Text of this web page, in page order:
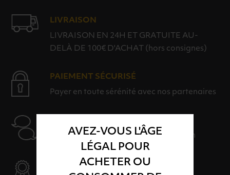
AVEZ-VOUS L'ÂGE
LÉGAL POUR
ACHETER OU
LIVRAISON
LIVRAISON EN 24H ET GRATUITE AU-
DELÀ DE 100€ D'ACHAT (hors consignes)
PAIEMENT SÉCURISÉ
Payer en toute sérénité avec nos partenaires
Nos conseillers sont à votre disposition
SÉLECTION & QUALITÉ